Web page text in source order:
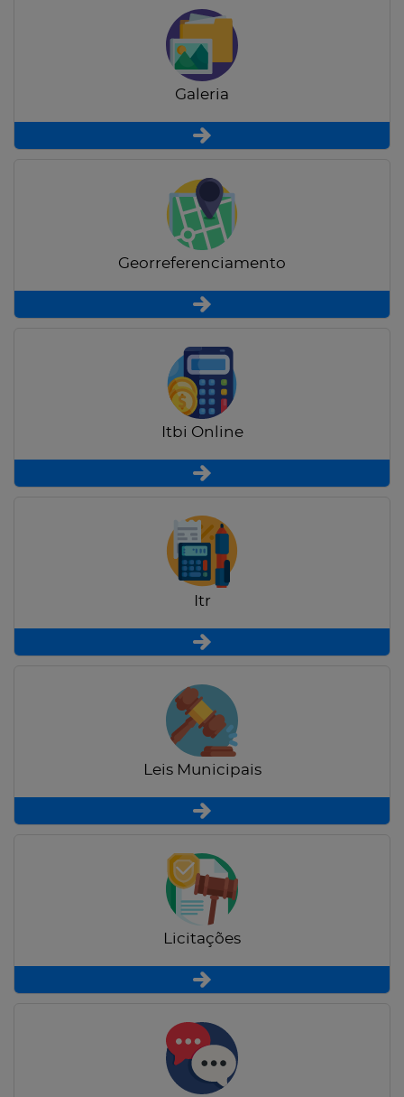
Galeria
Georreferenciamento
Itbi Online
Itr
Leis Municipais
Licitações